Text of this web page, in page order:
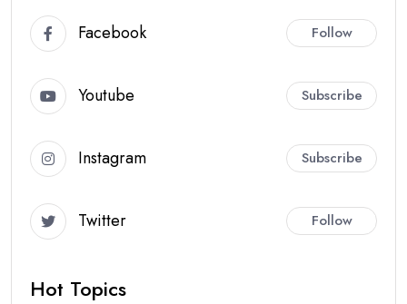
Facebook Follow
Youtube Subscribe
Instagram Subscribe
Twitter Follow
Hot Topics